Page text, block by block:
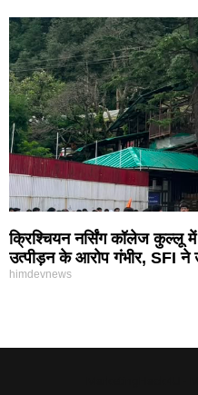
क्रिश्चियन नर्सिंग कॉलेज कुल्लू
उत्पीड़न के आरोप गंभीर, SFI ने
himdevnews